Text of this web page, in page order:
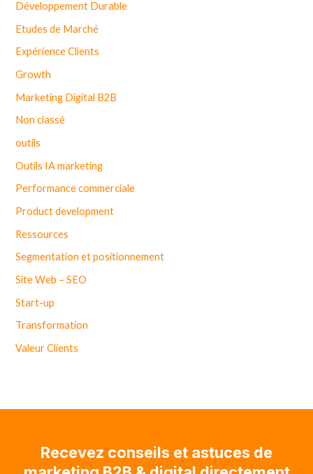
Développement Durable
Etudes de Marché
Expérience Clients
Growth
Marketing Digital B2B
Non classé
outils
Outils IA marketing
Performance commerciale
Product development
Ressources
Segmentation et positionnement
Site Web – SEO
Start-up
Transformation
Valeur Clients
Recevez conseils et astuces de